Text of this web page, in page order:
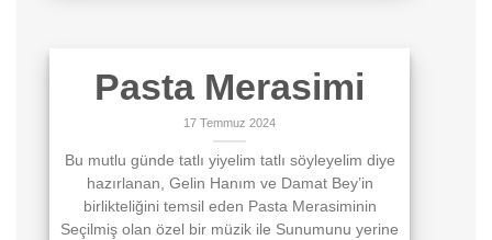
Pasta Merasimi
17 Temmuz 2024
Bu mutlu günde tatlı yiyelim tatlı söyleyelim diye
hazırlanan, Gelin Hanım ve Damat Bey’in
birlikteliğini temsil eden Pasta Merasiminin
Seçilmiş olan özel bir müzik ile Sunumunu yerine